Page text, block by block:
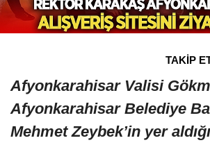
TAKİP
Afyonkarahisar Valisi
Afyonkarahisar Belediye
Mehmet Zeybek’in yer